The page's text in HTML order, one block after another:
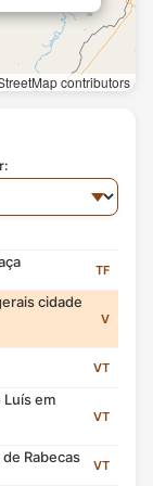
contributors
Coco) V
F
Sertão
TF
cidade
V
VT
Luís em
VT
Rabecas VT